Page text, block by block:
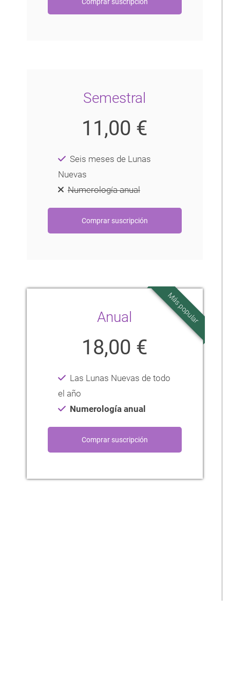
Semestral
11,00 €
Seis meses de Lunas
Nuevas
Numerología anual
Anual Más popular
18,00 €
Las Lunas Nuevas de todo
el año
Numerología anual